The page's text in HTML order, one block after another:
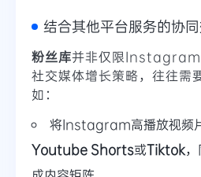
结合其他平台服务的协
粉丝库并非仅限Instagram
社交媒体增长策略，往往需
如：
将Instagram高播放视频
Youtube Shorts或Tiktok